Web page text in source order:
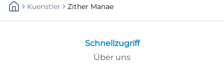
Kuenstler Zither Manae
Schnellzugriff
Über uns